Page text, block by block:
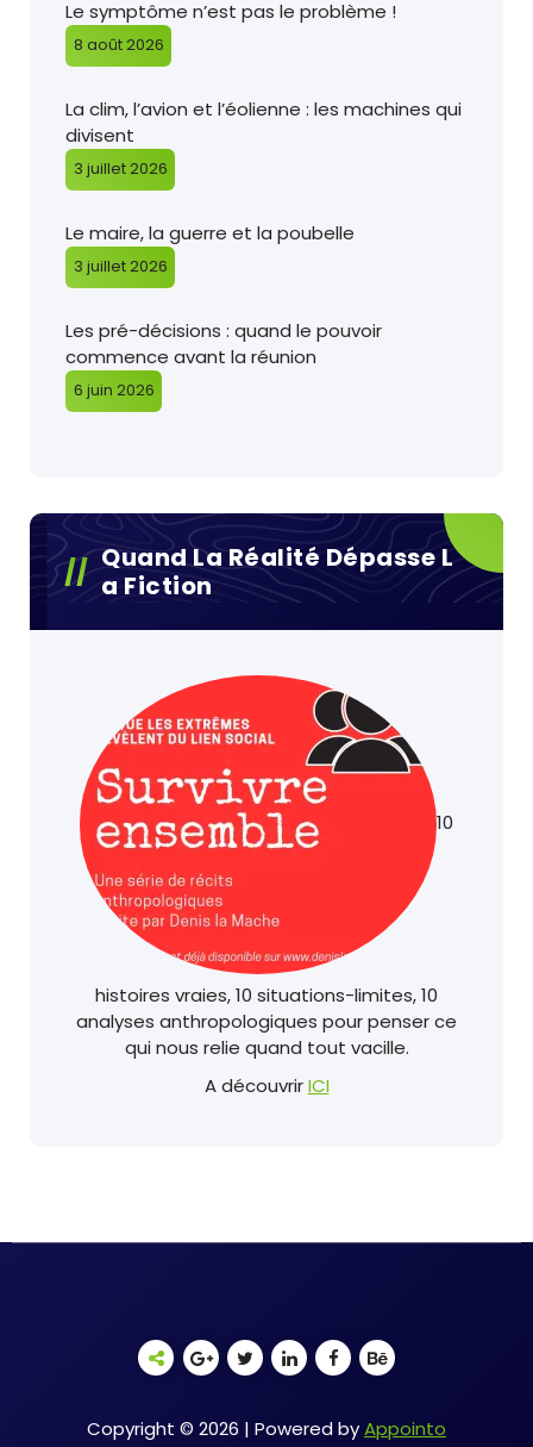
Le symptôme n’est pas le problème !
8 août 2026
La clim, l’avion et l’éolienne : les machines qui
divisent
3 juillet 2026
Le maire, la guerre et la poubelle
3 juillet 2026
Les pré-décisions : quand le pouvoir
commence avant la réunion
6 juin 2026
Quand La Réalité Dépasse L
A Fiction
10
histoires vraies, 10 situations-limites, 10
analyses anthropologiques pour penser ce
qui nous relie quand tout vacille.
A découvrirICI
Copyright © 2026 | Powered byAppointo